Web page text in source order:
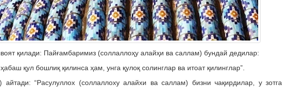
қилади: Пайғамбаримиз (соллаллоҳу алайҳи ва саллам) бундай дедилар:
қул бошлиқ қилинса ҳам, унга қулоқ солинглар ва итоат қилинглар”.
“Расулуллох (соллаллоху алайхи ва саллам) бизни чақирдилар, у зотга